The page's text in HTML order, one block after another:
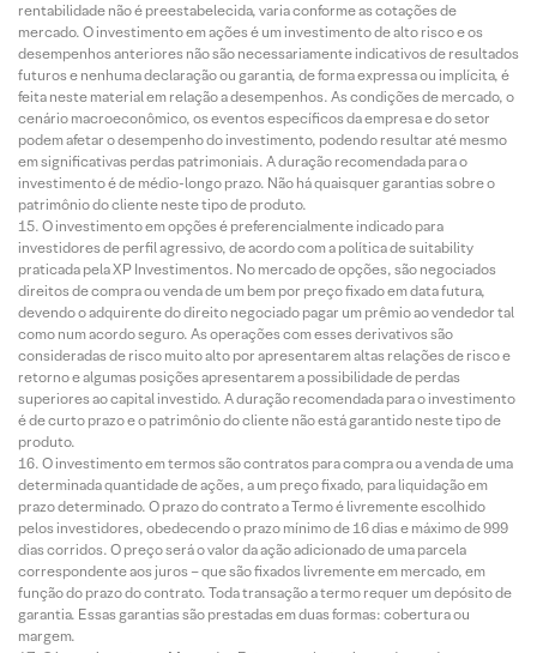
rentabilidade não é preestabelecida, varia conforme as cotações de
mercado. O investimento em ações é um investimento de alto risco e os
desempenhos anteriores não são necessariamente indicativos de resultados
futuros e nenhuma declaração ou garantia, de forma expressa ou implícita, é
feita neste material em relação a desempenhos. As condições de mercado, o
cenário macroeconômico, os eventos específicos da empresa e do setor
podem afetar o desempenho do investimento, podendo resultar até mesmo
em significativas perdas patrimoniais. A duração recomendada para o
investimento é de médio-longo prazo. Não há quaisquer garantias sobre o
patrimônio do cliente neste tipo de produto.
O investimento em opções é preferencialmente indicado para
investidores de perfil agressivo, de acordo com a política de suitability
praticada pela XP Investimentos. No mercado de opções, são negociados
direitos de compra ou venda de um bem por preço fixado em data futura,
devendo o adquirente do direito negociado pagar um prêmio ao vendedor tal
como num acordo seguro. As operações com esses derivativos são
consideradas de risco muito alto por apresentarem altas relações de risco e
retorno e algumas posições apresentarem a possibilidade de perdas
superiores ao capital investido. A duração recomendada para o investimento
é de curto prazo e o patrimônio do cliente não está garantido neste tipo de
produto.
O investimento em termos são contratos para compra ou a venda de uma
determinada quantidade de ações, a um preço fixado, para liquidação em
prazo determinado. O prazo do contrato a Termo é livremente escolhido
pelos investidores, obedecendo o prazo mínimo de 16 dias e máximo de 999
dias corridos. O preço será o valor da ação adicionado de uma parcela
correspondente aos juros – que são fixados livremente em mercado, em
função do prazo do contrato. Toda transação a termo requer um depósito de
garantia. Essas garantias são prestadas em duas formas: cobertura ou
margem.